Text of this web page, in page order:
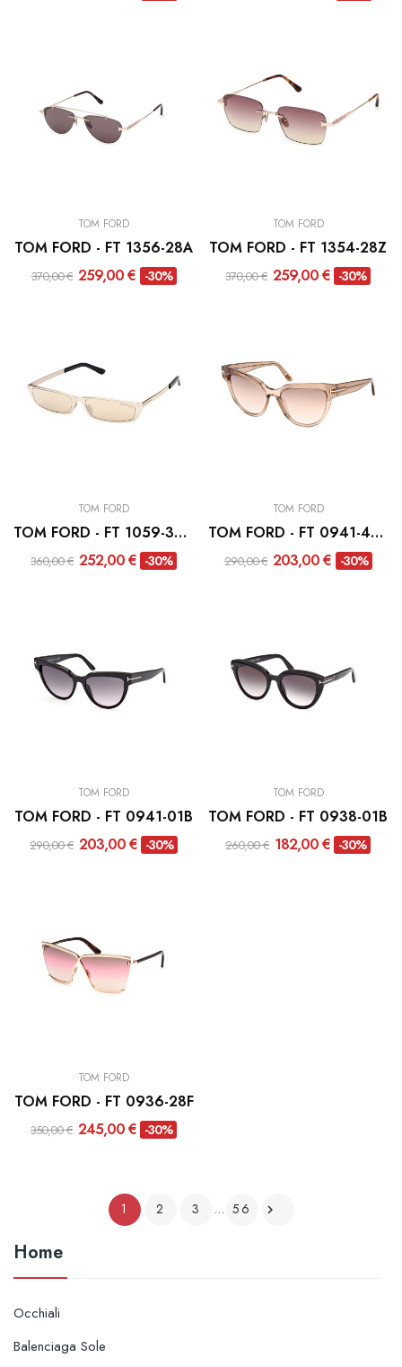
Home
Occhiali
Balenciaga Sole
TOM FORD
TOM FORD - FT 1356-28A
370,00 € 259,00 € -30%
TOM FORD
TOM FORD - FT 1354-28Z
370,00 € 259,00 € -30%
TOM FORD
TOM FORD - FT 1059-32G
360,00 € 252,00 € -30%
TOM FORD
TOM FORD - FT 0941-45G
290,00 € 203,00 € -30%
TOM FORD
TOM FORD - FT 0941-01B
290,00 € 203,00 € -30%
TOM FORD
TOM FORD - FT 0938-01B
260,00 € 182,00 € -30%
TOM FORD
TOM FORD - FT 0936-28F
350,00 € 245,00 € -30%
1 2 3 … 56 